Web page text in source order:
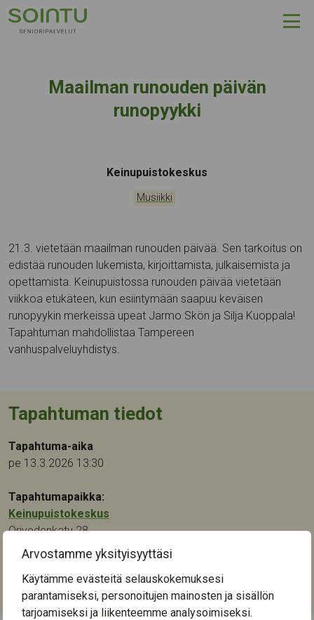
Arvostamme yksityisyyttäsi
Käytämme evästeitä selauskokemuksesi
parantamiseksi, personoitujen mainosten ja sisällön
tarjoamiseksi ja liikenteemme analysoimiseksi.
Hyppää sisältöön
Maailman runouden päivän
runopyykki
Tapahtumapaikka:
Keinupuistokeskus
Kategoriat:
Musiikki
21.3. vietetään maailman runouden päivää. Sen tarkoitus on
edistää runouden lukemista, kirjoittamista, julkaisemista ja
opettamista. Keinupuistossa runouden päivää vietetään
viikkoa etukäteen, kun esiintymään saapuu keväisen
runopyykin merkeissä upeat Jarmo Skön ja Silja Kuoppala!
Tapahtuman mahdollistaa Tampereen
vanhuspalveluyhdistys.
Tapahtuman tiedot
Tapahtuma-aika
pe 13.3.2026 13:30
Tapahtumapaikka:
Keinupuistokeskus
Orivedenkatu 28
33720
Tampere
Kategoriat:
Musiikki